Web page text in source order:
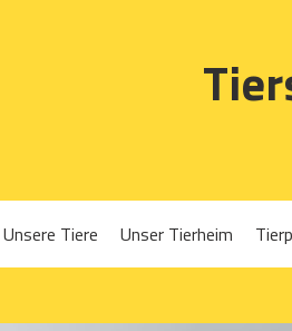
Unsere Tiere Unser Tierheim